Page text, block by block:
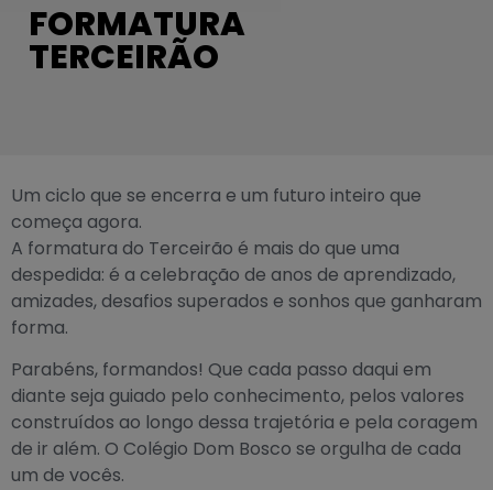
FORMATURA
TERCEIRÃO
Um ciclo que se encerra e um futuro inteiro que
começa agora.
A formatura do Terceirão é mais do que uma
despedida: é a celebração de anos de aprendizado,
amizades, desafios superados e sonhos que ganharam
forma.
Parabéns, formandos! Que cada passo daqui em
diante seja guiado pelo conhecimento, pelos valores
construídos ao longo dessa trajetória e pela coragem
de ir além. O Colégio Dom Bosco se orgulha de cada
um de vocês.